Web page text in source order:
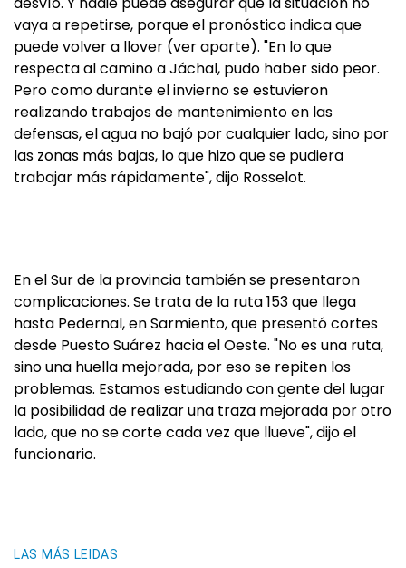
vaya a repetirse, porque el pronóstico indica que
puede volver a llover (ver aparte). "En lo que
respecta al camino a Jáchal, pudo haber sido peor.
Pero como durante el invierno se estuvieron
realizando trabajos de mantenimiento en las
defensas, el agua no bajó por cualquier lado, sino por
las zonas más bajas, lo que hizo que se pudiera
trabajar más rápidamente", dijo Rosselot.
En el Sur de la provincia también se presentaron
complicaciones. Se trata de la ruta 153 que llega
hasta Pedernal, en Sarmiento, que presentó cortes
desde Puesto Suárez hacia el Oeste. "No es una ruta,
sino una huella mejorada, por eso se repiten los
problemas. Estamos estudiando con gente del lugar
la posibilidad de realizar una traza mejorada por otro
lado, que no se corte cada vez que llueve", dijo el
funcionario.
LAS MÁS LEIDAS